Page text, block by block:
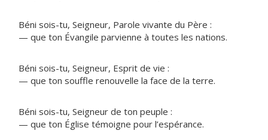
Béni sois-tu, Seigneur, Parole vivante du Père :
— que ton Évangile parvienne à toutes les nations.
Béni sois-tu, Seigneur, Esprit de vie :
— que ton souffle renouvelle la face de la terre.
Béni sois-tu, Seigneur de ton peuple :
— que ton Église témoigne pour l’espérance.